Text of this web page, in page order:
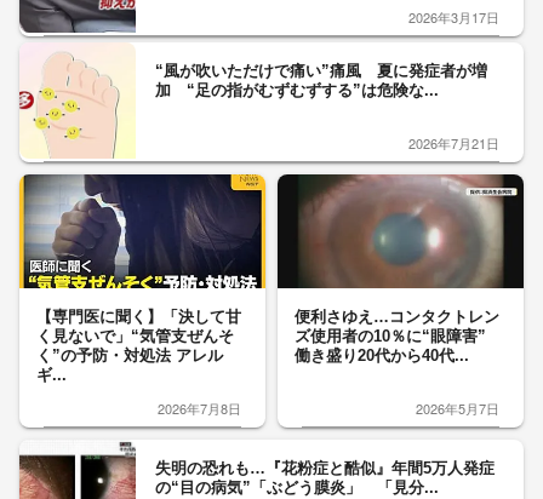
2026年3月17日
“風が吹いただけで痛い”痛風 夏に発症者が増
加 “足の指がむずむずする”は危険な...
2026年7月21日
【専門医に聞く】「決して甘
く見ないで」“気管支ぜんそ
く”の予防・対処法 アレル
ギ...
2026年7月8日
便利さゆえ…コンタクトレン
ズ使用者の10％に“眼障害”
働き盛り20代から40代...
2026年5月7日
失明の恐れも…『花粉症と酷似』年間5万人発症
の“目の病気”「ぶどう膜炎」 「見分...